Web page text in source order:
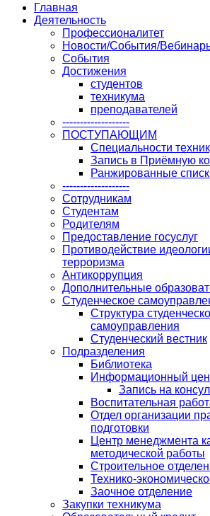
Главная
Деятельность
Профессионалитет
Новости/События/
События
Достижения
студентов
техникума
преподавателей
-------------------
ПОСТУПАЮЩИМ
Специальности
Запись в Приёмную
Ранжированные
-------------------
Сотрудникам
Студентам
Родителям
Предоставление госуслуг
Противодействие
терроризма
Антикоррупция
Дополнительные
Студенческое
Структура
самоуправления
Студенческий вестник
Подразделения
Библиотека
Информационный
Запись на
Воспитательная
Отдел организации
подготовки
Центр менеджмента
методической работы
Строительное
Технико-
Заочное отделение
Закупки техникума